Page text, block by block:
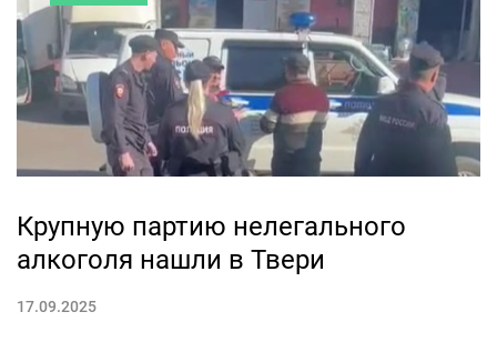
Крупную партию нелегального
алкоголя нашли в Твери
17.09.2025